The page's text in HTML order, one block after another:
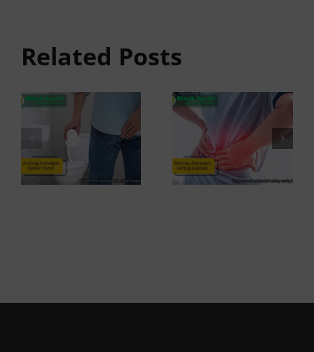
Related Posts
Darah:
Penyebab
dan Kapan
ke Dokter
Kambuh
dan Cara
Atasinya